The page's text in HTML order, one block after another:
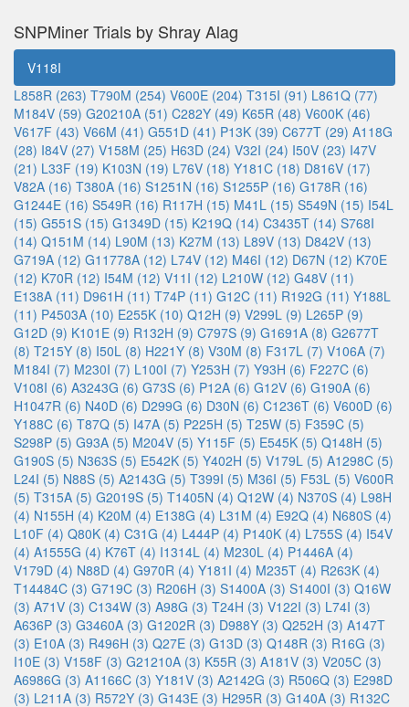
SNPMiner Trials by Shray Alag
V118I
L858R (263) T790M (254) V600E (204) T315I (91) L861Q (77)
M184V (59) G20210A (51) C282Y (49) K65R (48) V600K (46)
V617F (43) V66M (41) G551D (41) P13K (39) C677T (29) A118G
(28) I84V (27) V158M (25) H63D (24) V32I (24) I50V (23) I47V
(21) L33F (19) K103N (19) L76V (18) Y181C (18) D816V (17)
V82A (16) T380A (16) S1251N (16) S1255P (16) G178R (16)
G1244E (16) S549R (16) R117H (15) M41L (15) S549N (15) I54L
(15) G551S (15) G1349D (15) K219Q (14) C3435T (14) S768I
(14) Q151M (14) L90M (13) K27M (13) L89V (13) D842V (13)
G719A (12) G11778A (12) L74V (12) M46I (12) D67N (12) K70E
(12) K70R (12) I54M (12) V11I (12) L210W (12) G48V (11)
E138A (11) D961H (11) T74P (11) G12C (11) R192G (11) Y188L
(11) P4503A (10) E255K (10) Q12H (9) V299L (9) L265P (9)
G12D (9) K101E (9) R132H (9) C797S (9) G1691A (8) G2677T
(8) T215Y (8) I50L (8) H221Y (8) V30M (8) F317L (7) V106A (7)
M184I (7) M230I (7) L100I (7) Y253H (7) Y93H (6) F227C (6)
V108I (6) A3243G (6) G73S (6) P12A (6) G12V (6) G190A (6)
H1047R (6) N40D (6) D299G (6) D30N (6) C1236T (6) V600D (6)
Y188C (6) T87Q (5) I47A (5) P225H (5) T25W (5) F359C (5)
S298P (5) G93A (5) M204V (5) Y115F (5) E545K (5) Q148H (5)
G190S (5) N363S (5) E542K (5) Y402H (5) V179L (5) A1298C (5)
L24I (5) N88S (5) A2143G (5) T399I (5) M36I (5) F53L (5) V600R
(5) T315A (5) G2019S (5) T1405N (4) Q12W (4) N370S (4) L98H
(4) N155H (4) K20M (4) E138G (4) L31M (4) E92Q (4) N680S (4)
L10F (4) Q80K (4) C31G (4) L444P (4) P140K (4) L755S (4) I54V
(4) A1555G (4) K76T (4) I1314L (4) M230L (4) P1446A (4)
V179D (4) N88D (4) G970R (4) Y181I (4) M235T (4) R263K (4)
T14484C (3) G719C (3) R206H (3) S1400A (3) S1400I (3) Q16W
(3) A71V (3) C134W (3) A98G (3) T24H (3) V122I (3) L74I (3)
A636P (3) G3460A (3) G1202R (3) D988Y (3) Q252H (3) A147T
(3) E10A (3) R496H (3) Q27E (3) G13D (3) Q148R (3) R16G (3)
I10E (3) V158F (3) G21210A (3) K55R (3) A181V (3) V205C (3)
A6986G (3) A1166C (3) Y181V (3) A2142G (3) R506Q (3) E298D
(3) L211A (3) R572Y (3) G143E (3) H295R (3) G140A (3) R132C